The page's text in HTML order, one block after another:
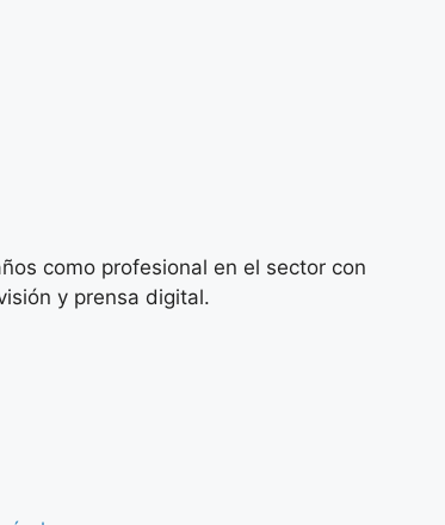
como profesional en el sector con
y prensa digital.